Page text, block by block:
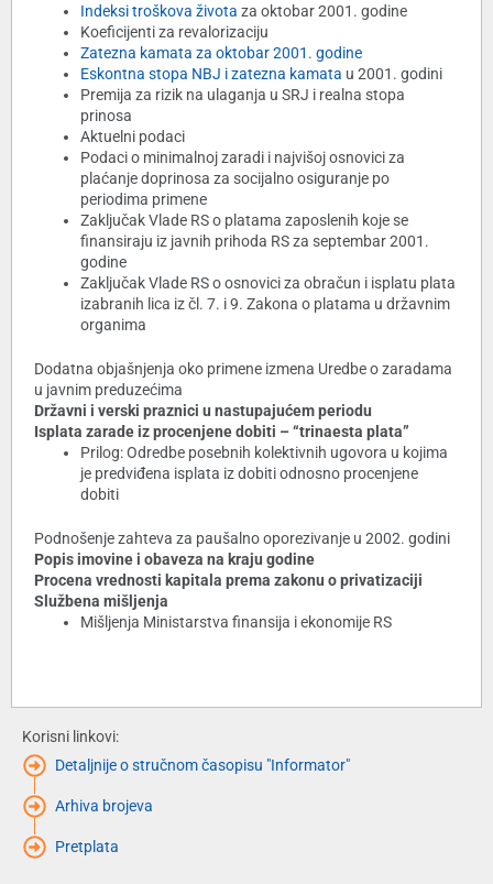
Indeksi troškova života za oktobar 2001. godine
Koeficijenti za revalorizaciju
Zatezna kamata za oktobar 2001. godine
Eskontna stopa NBJ i zatezna kamata u 2001. godini
Premija za rizik na ulaganja u SRJ i realna stopa
prinosa
Aktuelni podaci
Podaci o minimalnoj zaradi i najvišoj osnovici za
plaćanje doprinosa za socijalno osiguranje po
periodima primene
Zaključak Vlade RS o platama zaposlenih koje se
finansiraju iz javnih prihoda RS za septembar 2001.
godine
Zaključak Vlade RS o osnovici za obračun i isplatu plata
izabranih lica iz čl. 7. i 9. Zakona o platama u državnim
organima
Dodatna objašnjenja oko primene izmena Uredbe o zaradama
u javnim preduzećima
Državni i verski praznici u nastupajućem periodu
Isplata zarade iz procenjene dobiti – “trinaesta plata”
Prilog: Odredbe posebnih kolektivnih ugovora u kojima
je predviđena isplata iz dobiti odnosno procenjene
dobiti
Podnošenje zahteva za paušalno oporezivanje u 2002. godini
Popis imovine i obaveza na kraju godine
Procena vrednosti kapitala prema zakonu o privatizaciji
Službena mišljenja
Mišljenja Ministarstva finansija i ekonomije RS
Korisni linkovi:
Detaljnije o stručnom časopisu "Informator"
Arhiva brojeva
Pretplata